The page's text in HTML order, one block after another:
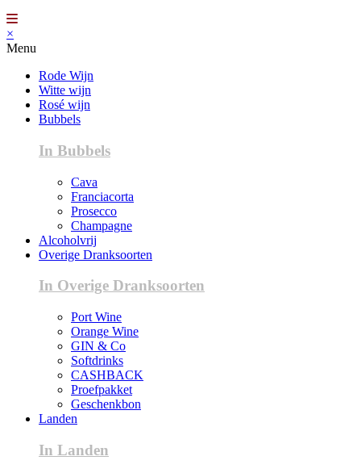
×
Menu
Rode Wijn
Witte wijn
Rosé wijn
Bubbels
In Bubbels
Cava
Franciacorta
Prosecco
Champagne
Alcoholvrij
Overige Dranksoorten
In Overige Dranksoorten
Port Wine
Orange Wine
GIN & Co
Softdrinks
CASHBACK
Proefpakket
Geschenkbon
Landen
In Landen